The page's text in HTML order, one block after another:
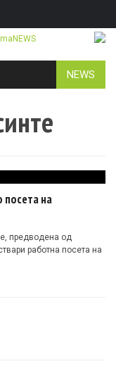
NEWS
посета на
предводена од
работна посета на